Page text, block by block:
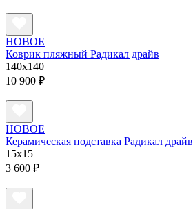
НОВОЕ
Коврик пляжный Радикал драйв
140x140
10 900 ₽
НОВОЕ
Керамическая подставка Радикал драйв
15х15
3 600 ₽